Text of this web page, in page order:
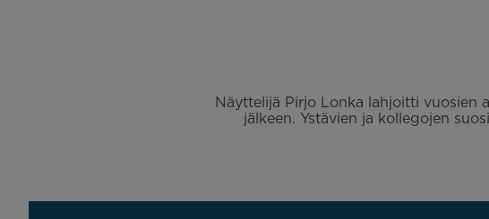
Näyttelijä Pirjo Lonka lahjoitti vuosien
jälkeen. Ystävien ja kollegojen